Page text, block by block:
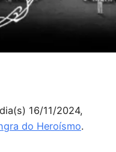
16/11/2024,
do Heroísmo.